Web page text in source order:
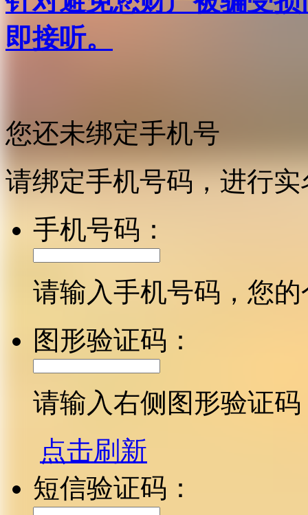
即接听。
您还未绑定手机号
请绑定手机号码，进行
手机号码：
请输入手机号码，您
图形验证码：
请输入右侧图形验证码
点击刷新
短信验证码：